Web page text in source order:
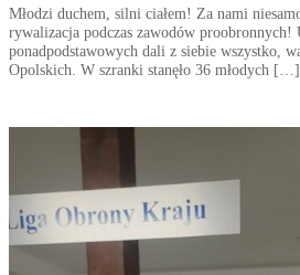
Młodzi duchem, silni ciałem! Za nami
rywalizacja podczas zawodów proobronnych!
ponadpodstawowych dali z siebie wszystko,
Opolskich. W szranki stanęło 36 młodych […]